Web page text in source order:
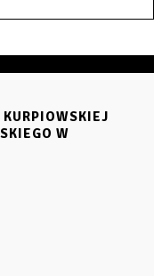
KURPIOWSKIEJ
W